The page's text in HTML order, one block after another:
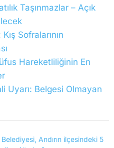
Taşınmazlar – Açık
Sofralarının
Hareketliliğinin En
Uyarı: Belgesi Olmayan